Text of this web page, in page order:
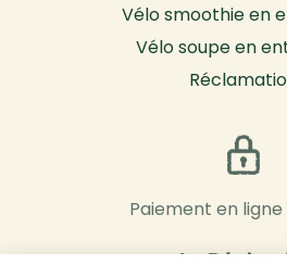
Vélo smoothie en
Vélo soupe en
Paiement en